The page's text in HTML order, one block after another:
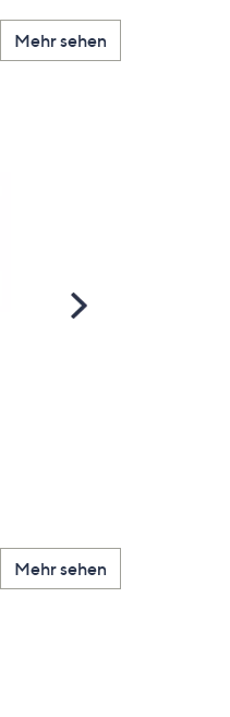
Mehr sehen
Scroll
Mehr sehen